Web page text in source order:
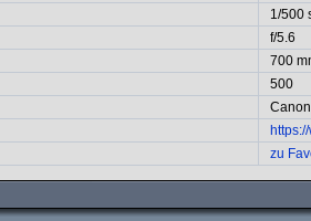
1/500
f/5.6
700
500
zu